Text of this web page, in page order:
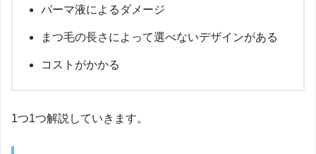
パーマ液によるダメージ
まつ毛の長さによって選べないデザインがある
コストがかかる
1つ1つ解説していきます。